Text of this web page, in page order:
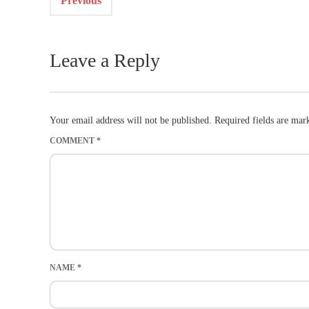
Leave a Reply
Your email address will not be published. Required fields are
COMMENT *
NAME *